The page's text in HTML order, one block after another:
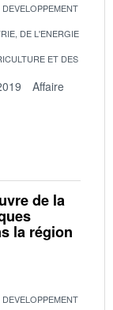
DE L'ENERGIE
ET DES
Affaire
de la
la région